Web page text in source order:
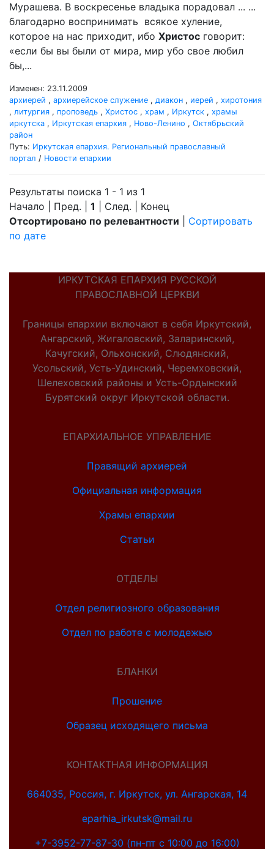
Мурашева. В воскресенье владыка порадовал ... ...
благодарно воспринимать всякое хуление,
которое на нас приходит, ибо Христос говорит:
«если бы вы были от мира, мир убо свое любил
бы,...
Изменен: 23.11.2009
архиерей , архиерейское служение , диакон , иерей , хиротония
, литургия , проповедь , Христос , храм , Иркутск , храмы
иркутска , Иркутская епархия , Ново-Ленино , Октябрьский
район
Путь: Иркутская епархия. Региональный православный
портал / Новости епархии
Результаты поиска 1 - 1 из 1
Начало | Пред. | 1 | След. | Конец
Отсортировано по релевантности
Сортировать
по дате
ИРКУТСКАЯ ЕПАРХИЯ РУССКОЙ
ПРАВОСЛАВНОЙ ЦЕРКВИ
Границы епархии включают в себя Иркутский,
Ангарский, Жигаловский, Заларинский,
Качугский, Ольхонский, Слюдянский,
Усольский, Усть-Удинский, Черемховский,
Шелеховский районы и Усть-Ордынский
Бурятский округ Иркутской области.
ЕПАРХИАЛЬНОЕ УПРАВЛЕНИЕ
Правящий архиерей
Официальная информация
Храмы епархии
Статьи
ОТДЕЛЫ
Отдел религиозного образования
Отдел по работе с молодежью
БЛАНКИ
Прошение
Образец исходящего письма
КОНТАКТНАЯ ИНФОРМАЦИЯ
664035, Россия, г. Иркутск, ул. Ангарская, 14
eparhia_irkutsk@mail.ru
+7-3952-77-87-30 (пн-пт с 10:00 до 16:00)